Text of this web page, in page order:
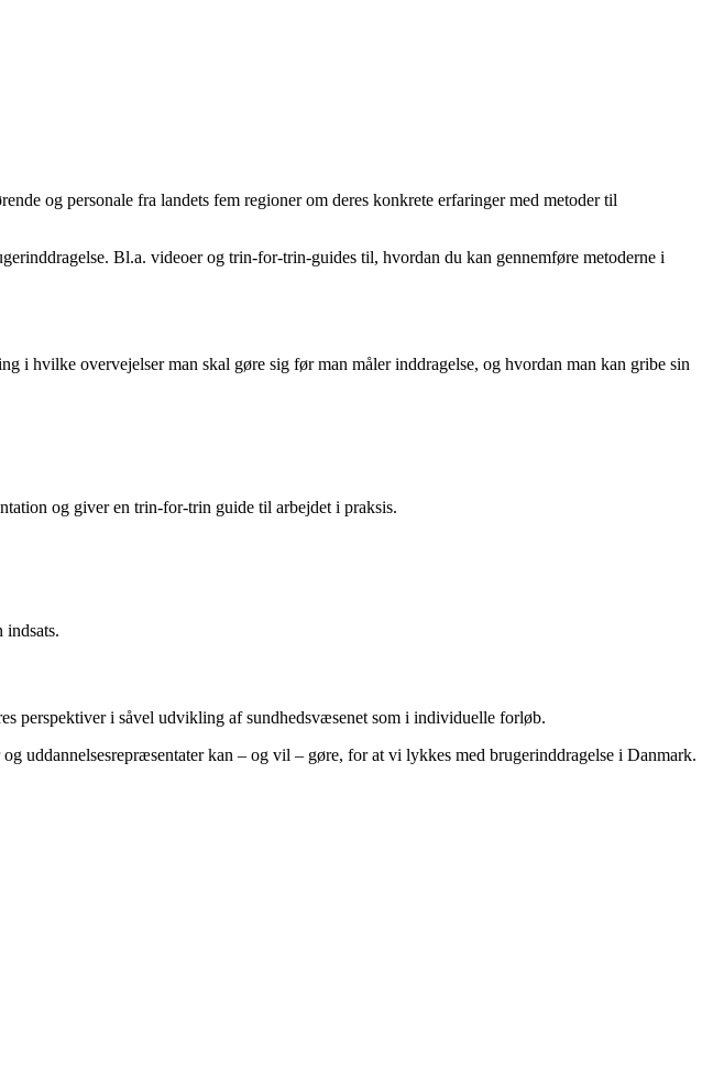
og personale fra landets fem regioner om deres konkrete erfaringer med metoder til
Bl.a. videoer og trin-for-trin-guides til, hvordan du kan gennemføre metoderne i
hvilke overvejelser man skal gøre sig før man måler inddragelse, og hvordan man kan gribe sin
og giver en trin-for-trin guide til arbejdet i praksis.
indsats.
perspektiver i såvel udvikling af sundhedsvæsenet som i individuelle forløb.
uddannelsesrepræsentater kan – og vil – gøre, for at vi lykkes med brugerinddragelse i Danmark.